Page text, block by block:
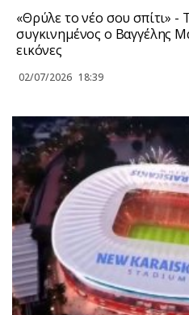
«Θρύλε το νέο σου σπίτι» -
συγκινημένος ο Βαγγέλης
εικόνες
02/07/2026 18:39